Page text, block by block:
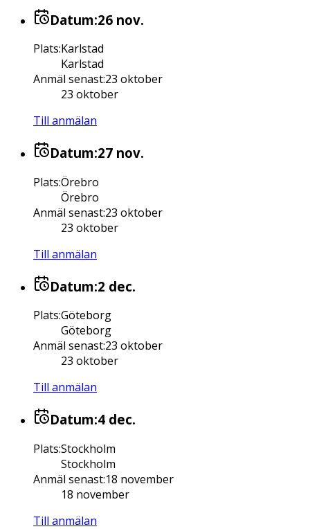
Datum:26 nov.
Plats:Karlstad
Karlstad
Anmäl senast:23 oktober
23 oktober
Till anmälan
Datum:27 nov.
Plats:Örebro
Örebro
Anmäl senast:23 oktober
23 oktober
Till anmälan
Datum:2 dec.
Plats:Göteborg
Göteborg
Anmäl senast:23 oktober
23 oktober
Till anmälan
Datum:4 dec.
Plats:Stockholm
Stockholm
Anmäl senast:18 november
18 november
Till anmälan